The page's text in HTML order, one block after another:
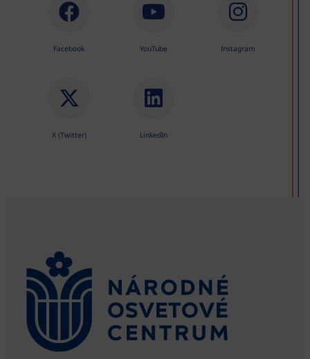
Facebook YouTube Instagram
X (Twitter) LinkedIn